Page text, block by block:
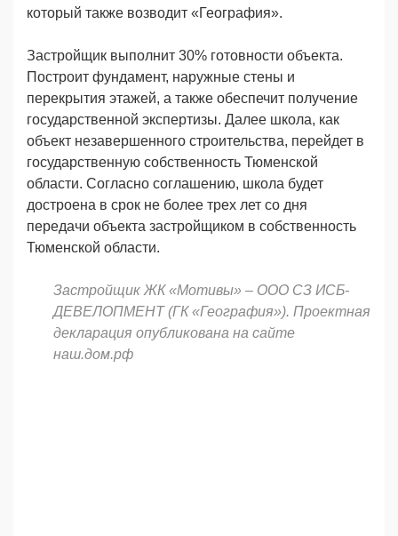
который также возводит «География».
Застройщик выполнит 30% готовности объекта.
Построит фундамент, наружные стены и
перекрытия этажей, а также обеспечит получение
государственной экспертизы. Далее школа, как
объект незавершенного строительства, перейдет в
государственную собственность Тюменской
области. Согласно соглашению, школа будет
достроена в срок не более трех лет со дня
передачи объекта застройщиком в собственность
Тюменской области.
Застройщик ЖК «Мотивы» – ООО СЗ ИСБ-
ДЕВЕЛОПМЕНТ (ГК «География»). Проектная
декларация опубликована на сайте
наш.дом.рф